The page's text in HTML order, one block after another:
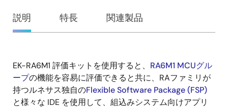
概
要
説明 特長 関連製品
説
明
EK-RA6M1 評価キットを使用すると、 RA6M1 MCUグル
ープの機能を容易に評価できると共に、RAファミリが
持つルネサス独自のFlexible Software Package (FSP)
と様々な IDE を使用して、組込みシステム向けアプリ